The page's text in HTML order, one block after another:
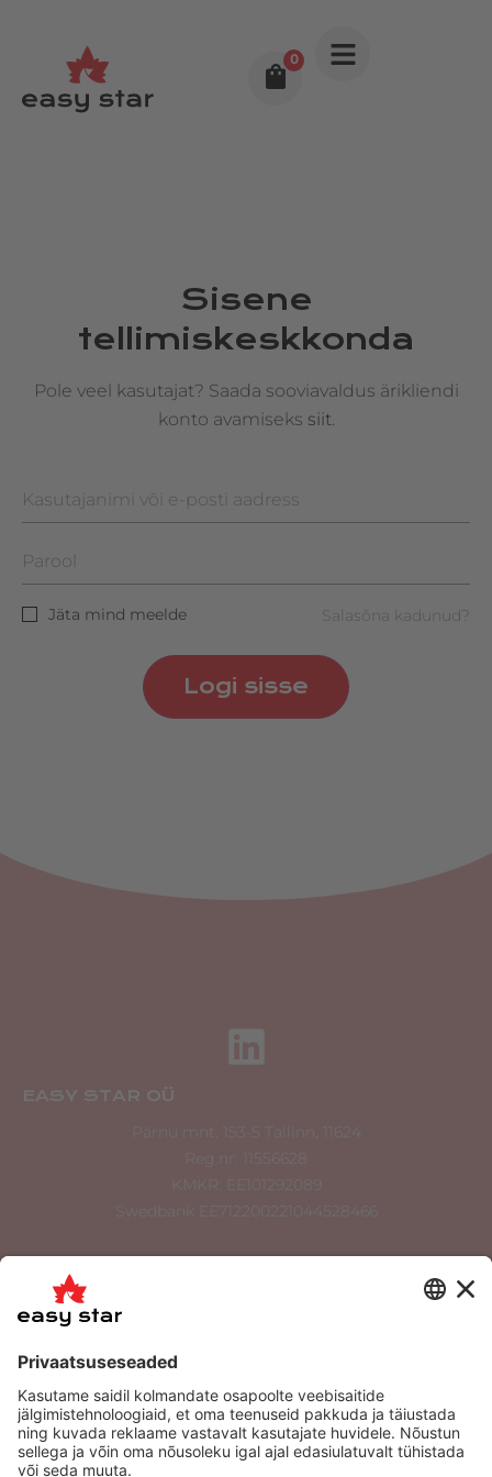
0
Sisene
tellimiskeskkonda
Pole veel kasutajat? Saada sooviavaldus ärikliendi
konto avamiseks siit.
Jäta mind meelde Salasõna kadunud?
Logi sisse
EASY STAR OÜ
Pärnu mnt. 153-5 Tallinn, 11624
Reg.nr: 11556628
KMKR: EE101292089
Swedbank EE712200221044528466
Tooted
Meist